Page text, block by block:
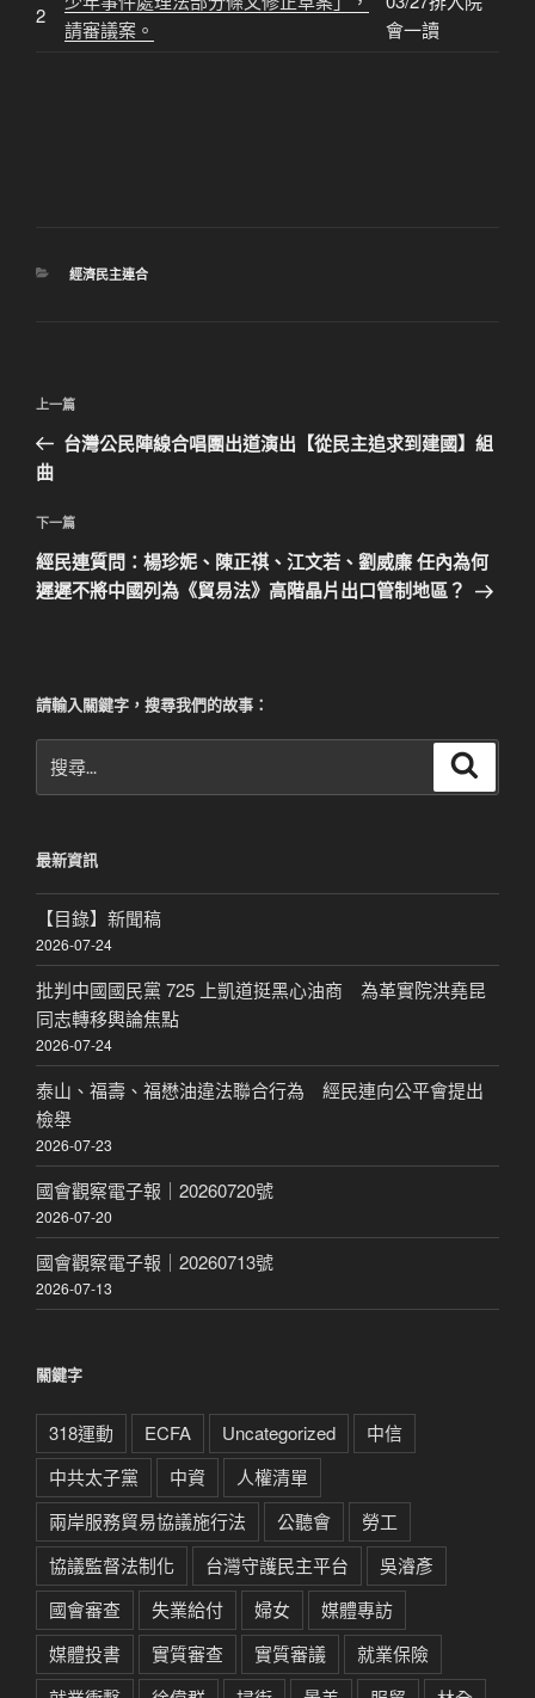
2
請審議案。
會一讀
分
經濟民主連合
文
導
覽
上
一
篇
章
上一篇
台灣公民陣線合唱團出道演出【從民主追求到建國】組
曲
下
一
篇
下一篇
經民連質問：楊珍妮、陳正祺、江文若、劉威廉 任內為何
遲遲不將中國列為《貿易法》高階晶片出口管制地區？
請輸入關鍵字，搜尋我們的故事：
尋
字:
最新資訊
【目錄】新聞稿
2026-07-24
批判中國國民黨 725 上凱道挺黑心油商 為革實院洪堯昆
同志轉移輿論焦點
2026-07-24
泰山、福壽、福懋油違法聯合行為 經民連向公平會提出
檢舉
2026-07-23
國會觀察電子報｜20260720號
2026-07-20
國會觀察電子報｜20260713號
2026-07-13
關鍵字
318運動 ECFA Uncategorized
中信
中共太子黨
中資
人權清單
兩岸服務貿易協議施行法
公聽會
勞工
協議監督法制化
台灣守護民主平台
吳濬彥
國會審查
失業給付 婦女
媒體專訪
媒體投書
實質審查 實質審議
就業保險